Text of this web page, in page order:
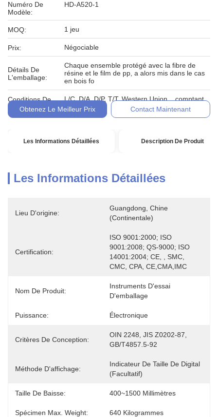
Numéro De
Modèle:
HD-A520-1
MOQ: 1 jeu
Prix: Négociable
Détails De
L'emballage:
Chaque ensemble protégé avec la fibre de
résine et le film de pp, a alors mis dans le cas
en bois fo
Conditions De
Paiement:
L/C, D/A, D/P, T/T, Western Union, , comptant,
engagement
Obtenez Le Meilleur Prix Contact Maintenant
Les Informations Détaillées Description De Produit
Les Informations Détaillées
Lieu D'origine:
Guangdong, Chine
(continentale)
Certification:
ISO 9001:2000; ISO
9001:2008; QS-9000; ISO
14001:2004; CE, , SMC,
CMC, CPA, CE,CMA,IMC
Nom De Produit:
Instruments D'essai
D'emballage
Puissance: Électronique
Critères De Conception:
OIN 2248, JIS Z0202-87,
GB/T4857.5-92
Méthode D'affichage:
Indicateur De Taille De Digital
(facultatif)
Taille De Baisse: 400~1500 Millimètres
Spécimen Max. Weight: 640 Kilogrammes